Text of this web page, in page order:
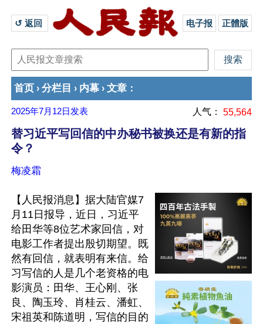
↺ 返回 电子报 正體版
首页 › 分栏目 › 内幕 › 文章 ：
2025年7月12日 发表 人气： 55,564
替习近平写回信的中办秘书被换还是有新的指
令？
梅凌霜
【人民报消息】据大陆官媒7
月11日报导，近日，习近平
给田华等8位艺术家回信，对
电影工作者提出殷切期望。既
然有回信，就表明有来信。给
习写信的人是几个老资格的电
影演员：田华、王心刚、张
良、陶玉玲、肖桂云、潘虹、
宋祖英和陈道明，写信的目的